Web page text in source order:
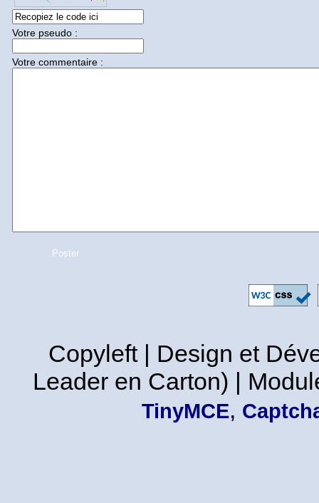
Votre pseudo :
Votre commentaire :
Copyleft | Design et
Leader en Carton) |
TinyMCE,